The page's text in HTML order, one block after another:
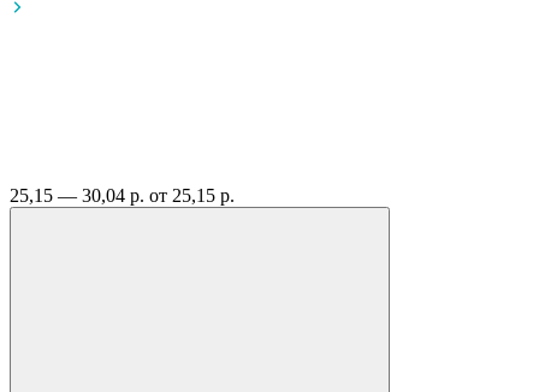
25,15 — 30,04 р. от 25,15 р.